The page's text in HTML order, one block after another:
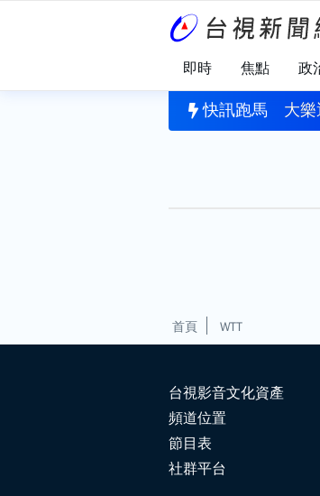
即時 焦點 政
快訊跑馬
揪出健康警訊！每4人就有1人需關懷 大
首頁 WTT
台視影音文化資產
頻道位置
節目表
社群平台